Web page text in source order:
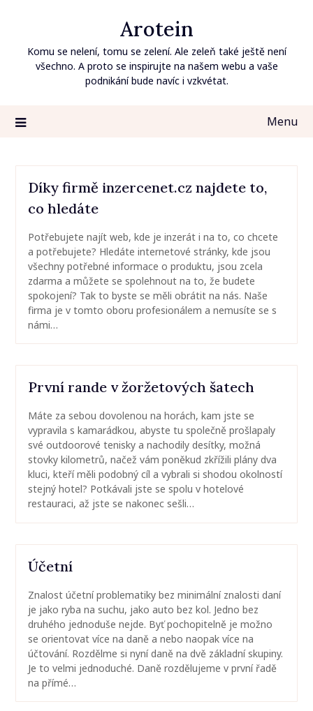
content
Arotein
Komu se nelení, tomu se zelení. Ale zeleň také ještě není
všechno. A proto se inspirujte na našem webu a vaše
podnikání bude navíc i vzkvétat.
Menu
Díky firmě inzercenet.cz najdete to,
co hledáte
Potřebujete najít web, kde je inzerát i na to, co chcete
a potřebujete? Hledáte internetové stránky, kde jsou
všechny potřebné informace o produktu, jsou zcela
zdarma a můžete se spolehnout na to, že budete
spokojení? Tak to byste se měli obrátit na nás. Naše
firma je v tomto oboru profesionálem a nemusíte se s
námi…
První rande v žoržetových šatech
Máte za sebou dovolenou na horách, kam jste se
vypravila s kamarádkou, abyste tu společně prošlapaly
své outdoorové tenisky a nachodily desítky, možná
stovky kilometrů, načež vám poněkud zkřížili plány dva
kluci, kteří měli podobný cíl a vybrali si shodou okolností
stejný hotel? Potkávali jste se spolu v hotelové
restauraci, až jste se nakonec sešli…
Účetní
Znalost účetní problematiky bez minimální znalosti daní
je jako ryba na suchu, jako auto bez kol. Jedno bez
druhého jednoduše nejde. Byť pochopitelně je možno
se orientovat více na daně a nebo naopak více na
účtování. Rozdělme si nyní daně na dvě základní skupiny.
Je to velmi jednoduché. Daně rozdělujeme v první řadě
na přímé…